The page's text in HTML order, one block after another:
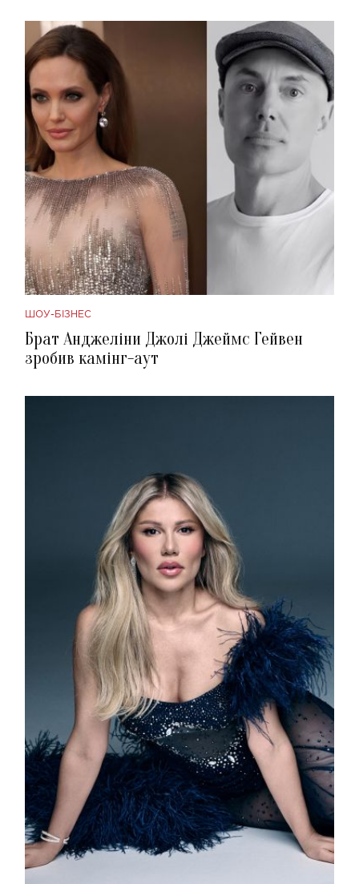
ШОУ-БІЗНЕС
Брат Анджеліни Джолі Джеймс Гейвен
зробив камінг-аут